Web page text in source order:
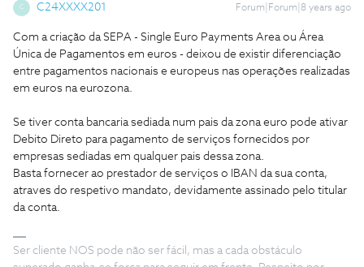
C C24XXXX201 Forum|Forum|8 years ago
Com a criação da SEPA - Single Euro Payments Area ou Área
Única de Pagamentos em euros - deixou de existir diferenciação
entre pagamentos nacionais e europeus nas operações realizadas
em euros na eurozona.
Se tiver conta bancaria sediada num pais da zona euro pode ativar
Debito Direto para pagamento de serviços fornecidos por
empresas sediadas em qualquer pais dessa zona.
Basta fornecer ao prestador de serviços o IBAN da sua conta,
atraves do respetivo mandato, devidamente assinado pelo titular
da conta.
Ser cliente NOS pode não ser fácil, mas a cada obstáculo